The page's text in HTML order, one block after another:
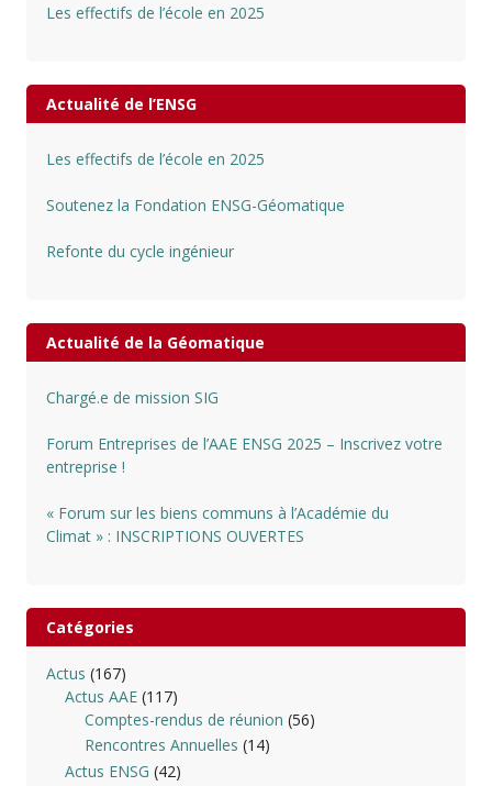
Les effectifs de l’école en 2025
Actualité de l’ENSG
Les effectifs de l’école en 2025
Soutenez la Fondation ENSG-Géomatique
Refonte du cycle ingénieur
Actualité de la Géomatique
Chargé.e de mission SIG
Forum Entreprises de l’AAE ENSG 2025 – Inscrivez votre
entreprise !
« Forum sur les biens communs à l’Académie du
Climat » : INSCRIPTIONS OUVERTES
Catégories
Actus (167)
Actus AAE (117)
Comptes-rendus de réunion (56)
Rencontres Annuelles (14)
Actus ENSG (42)